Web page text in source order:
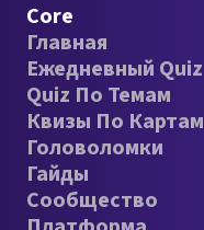
Core
Главная
Ежедневный Quiz
Quiz По Темам
Квизы По Картам
Головоломки
Гайды
Сообщество